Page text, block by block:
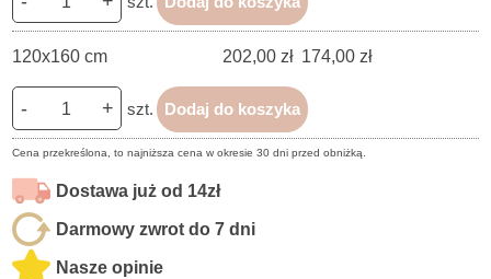
120x160 cm 202,00 zł 174,00 zł
- + szt. Dodaj do koszyka
Cena przekreślona, to najniższa cena w okresie 30 dni przed obniżką.
Dostawa już od 14zł
Darmowy zwrot do 7 dni
Nasze opinie